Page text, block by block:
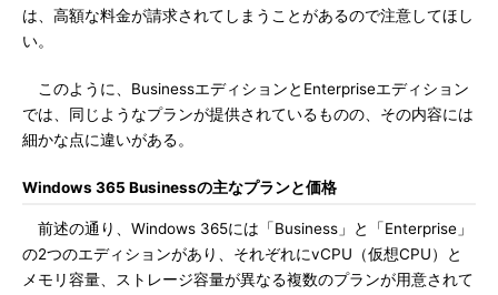
は、高額な料金が請求されてしまうことがあるので注意してほし
い。
このように、BusinessエディションとEnterpriseエディション
では、同じようなプランが提供されているものの、その内容には
細かな点に違いがある。
Windows 365 Businessの主なプランと価格
前述の通り、Windows 365には「Business」と「Enterprise」
の2つのエディションがあり、それぞれにvCPU（仮想CPU）と
メモリ容量、ストレージ容量が異なる複数のプランが用意されて